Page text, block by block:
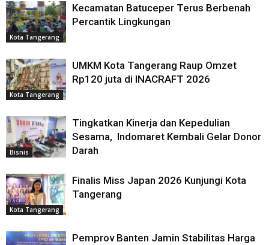
Kota Tangerang
Kecamatan Batuceper Terus Berbenah
Percantik Lingkungan
Kota Tangerang
UMKM Kota Tangerang Raup Omzet
Rp120 juta di INACRAFT 2026
Bisnis
Tingkatkan Kinerja dan Kepedulian
Sesama, Indomaret Kembali Gelar Donor
Darah
Kota Tangerang
Finalis Miss Japan 2026 Kunjungi Kota
Tangerang
Pemprov Banten Jamin Stabilitas Harga